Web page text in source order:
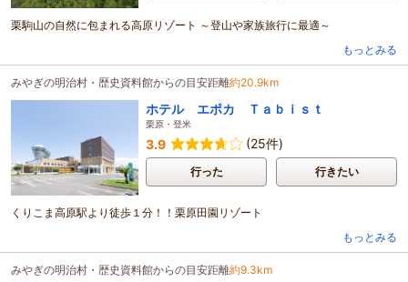
栗駒山の自然に包まれる高原リゾート ～登山や家族旅行に最適～
もっとみる
みやぎの明治村・歴史資料館からの目安距離約20.9km
ホテル エポカ Ｔａｂｉｓｔ
栗原・登米
3.9 (25件)
行った 行きたい
くりこま高原駅より徒歩１分！！栗原田園リゾート
もっとみる
みやぎの明治村・歴史資料館からの目安距離約9.3km